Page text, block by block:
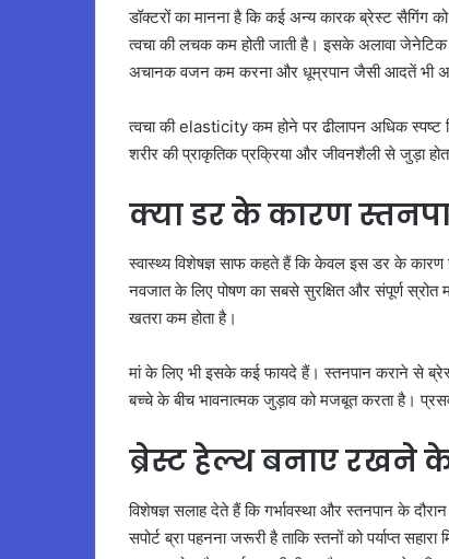
डॉक्टरों का मानना है कि कई अन्य कारक ब्रेस्ट सैगिंग
त्वचा की लचक कम होती जाती है। इसके अलावा
अचानक वजन कम करना और धूम्रपान जैसी आदतें भी
त्वचा की elasticity कम होने पर ढीलापन अधिक स्पष्ट
शरीर की प्राकृतिक प्रक्रिया और जीवनशैली से जुड़ा
क्या डर के कारण
स्वास्थ्य विशेषज्ञ साफ कहते हैं कि केवल इस डर के
नवजात के लिए पोषण का सबसे सुरक्षित और संपूर्ण स्रोत
खतरा कम होता है।
मां के लिए भी इसके कई फायदे हैं। स्तनपान कराने से
बच्चे के बीच भावनात्मक जुड़ाव को मजबूत करता है।
ब्रेस्ट हेल्थ बनाए रखने
विशेषज्ञ सलाह देते हैं कि गर्भावस्था और स्तनपान के
सपोर्ट ब्रा पहनना जरूरी है ताकि स्तनों को पर्याप्त